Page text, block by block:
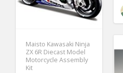
Maisto Kawasaki Ninja
ZX 6R Diecast Model
Motorcycle Assembly
Kit